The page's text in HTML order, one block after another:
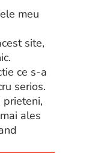
meu
site,
ce s-a
serios.
prieteni,
ales